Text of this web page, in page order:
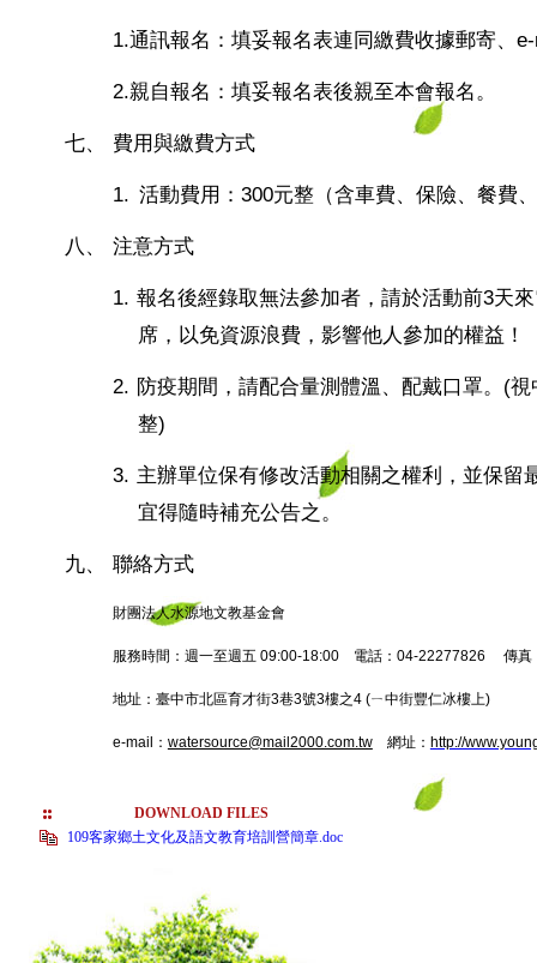
1.通訊報名：填妥報名表連同繳費收據郵寄、
2.親自報名：填妥報名表後親至本會報名。
七、 費用與繳費方式
1. 活動費用： 300元整（含車費、保險、餐費
八、 注意方式
1. 報名後經錄取無法參加者，請於活動前3天
席，以免資源浪費，影響他人參加的權益！
2. 防疫期間，請配合量測體溫、配戴口罩。 (視
整)
3. 主辦單位保有修改活動相關之權利，並保留
宜得隨時補充公告之。
九、 聯絡方式
財團法人水源地文教基金會
服務時間：週一至週五 09:00-18:00 電話： 04-22277826 傳真
地址：臺中市北區育才街3巷3號3樓之4 (ㄧ中街豐仁冰樓上)
e-mail ： watersource@mail2000.com.tw 網址： http://
DOWNLOAD FILES
109客家鄉土文化及語文教育培訓營簡章.doc